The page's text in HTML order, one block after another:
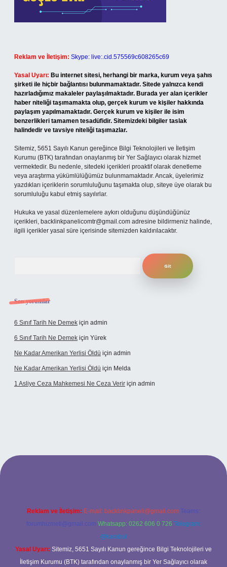
Reklam ve İletişim: Skype: live:.cid.575569c608265c69
Yasal Uyarı: Bu internet sitesi, herhangi bir marka, kurum veya şahıs
şirketi ile hiçbir bağlantısı bulunmamaktadır. Sitede yalnızca kendi
hazırladığımız makaleler paylaşılmaktadır. Burada yer alan içerikler
haber niteliği taşımamakta olup, gerçek kurum ve kişiler hakkında
paylaşım yapılmamaktadır. Gerçek kurum ve kişiler ile isim
benzerlikleri tamamen tesadüfidir. Sitemizdeki bilgiler taslak
halindedir ve tavsiye niteliği taşımazlar.
Sitemiz, 5651 Sayılı Kanun gereğince Bilgi Teknolojileri ve İletişim
Kurumu (BTK) tarafından onaylanmış bir Yer Sağlayıcı olarak hizmet
vermektedir. Bu nedenle, sitedeki içerikleri proaktif olarak denetleme
veya araştırma yükümlülüğümüz bulunmamaktadır. Ancak, üyelerimiz
yazdıkları içeriklerin sorumluluğunu taşımakta olup, siteye üye olarak bu
sorumluluğu kabul etmiş sayılırlar.
Hukuka ve yasal düzenlemelere aykırı olduğunu düşündüğünüz
içerikleri, backlinkpanelicomtr@gmail.com adresine bildirmeniz halinde,
ilgili içerikler yasal süre içerisinde sitemizden kaldırılacaktır.
Son yorumlar
6 Sınıf Tarih Ne Demek için admin
6 Sınıf Tarih Ne Demek için Yürek
Ne Kadar Amerikan Yerlisi Öldü için admin
Ne Kadar Amerikan Yerlisi Öldü için Melda
1 Asliye Ceza Mahkemesi Ne Ceza Verir için admin
Reklam ve İletişim: E-mail: backlinkpaneli@gmail.com Teams:
forumhizmeti@gmail.com Whatsapp: 0262 606 0 726 Telegram:
@karabul
Yasal Uyarı: Sitemiz, 5651 Sayılı Kanun gereğince Bilgi Teknolojileri ve
İletişim Kurumu (BTK) tarafından onaylanmış bir Yer Sağlayıcı olarak